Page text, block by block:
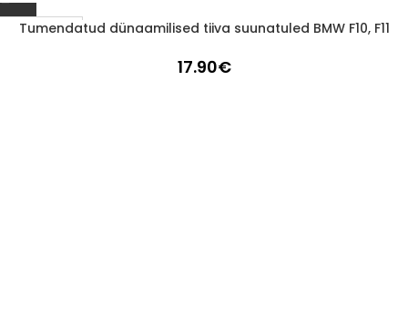
1-3 d.d.
Tumendatud dünaamilised tiiva suunatuled BMW F10, F11
17.90€